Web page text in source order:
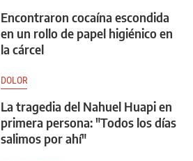
Encontraron cocaína escondida
en un rollo de papel higiénico en
la cárcel
DOLOR
La tragedia del Nahuel Huapi en
primera persona: "Todos los días
salimos por ahí"